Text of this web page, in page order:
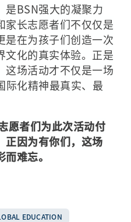
是BSN强大的凝聚力
家长志愿者们不仅仅是
在为孩子们创造一次
文化的真实体验。正是
这场活动才不仅是一场
际化精神最真实、最
愿者们为此次活动付
正因为有你们，这场
难忘。
EDUCATION